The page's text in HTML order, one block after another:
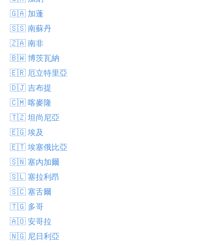
🇬🇦 加蓬
🇸🇸 南蘇丹
🇿🇦 南非
🇧🇼 博茨瓦納
🇪🇷 厄立特里亞
🇩🇯 吉布提
🇨🇲 喀麥隆
🇹🇿 坦尚尼亞
🇪🇬 埃及
🇪🇹 埃塞俄比亞
🇸🇳 塞內加爾
🇸🇱 塞拉利昂
🇸🇨 塞舌爾
🇹🇬 多哥
🇦🇴 安哥拉
🇳🇬 尼日利亞